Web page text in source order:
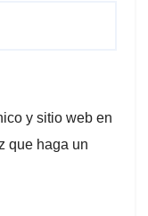
y sitio web en
que haga un